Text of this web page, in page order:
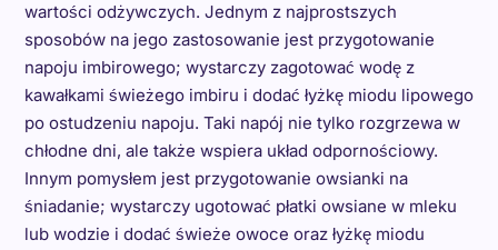
wartości odżywczych. Jednym z najprostszych
sposobów na jego zastosowanie jest przygotowanie
napoju imbirowego; wystarczy zagotować wodę z
kawałkami świeżego imbiru i dodać łyżkę miodu lipowego
po ostudzeniu napoju. Taki napój nie tylko rozgrzewa w
chłodne dni, ale także wspiera układ odpornościowy.
Innym pomysłem jest przygotowanie owsianki na
śniadanie; wystarczy ugotować płatki owsiane w mleku
lub wodzie i dodać świeże owoce oraz łyżkę miodu